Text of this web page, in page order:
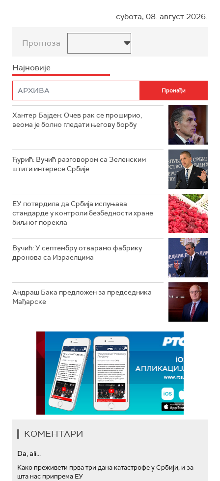
субота, 08. август 2026.
Прогноза
Најновије
Хантер Бајден: Очев рак се проширио,
веома је болно гледати његову борбу
Ђурић: Вучић разговором са Зеленским
штити интересе Србије
ЕУ потврдила да Србија испуњава
стандарде у контроли безбедности хране
биљног порекла
Вучић: У септембру отварамо фабрику
дронова са Израелцима
Андраш Бакa предложен за председника
Мађарске
КОМЕНТАРИ
Da, ali...
Како преживети прва три дана катастрофе у Србији, и за
шта нас припрема ЕУ